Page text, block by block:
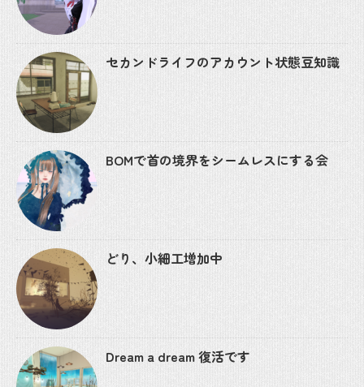
セカンドライフのアカウント状態豆知識
BOMで首の境界をシームレスにする会
どり、小細工増加中
Dream a dream 復活です